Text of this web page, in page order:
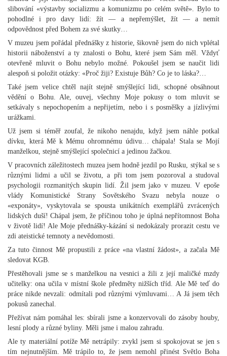
slibování «výstavby socializmu a komunizmu po celém světě». Bylo to
pohodlné i pro davy lidí: žít — a nepřemýšlet, žít — a nemít
odpovědnost před Bohem za své skutky…
V muzeu jsem pořádal přednášky z historie, šikovně jsem do nich vplétal
historii náboženství a ty znalosti o Bohu, které jsem Sám měl. Vždyť
otevřeně mluvit o Bohu nebylo možné. Pokoušel jsem se naučit lidi
alespoň si položit otázky: «Proč žiji? Existuje Bůh? Co je to láska?…
Také jsem velice chtěl najít stejně smýšlející lidi, schopné obsáhnout
vědění o Bohu. Ale, ouvej, všechny Moje pokusy o tom mluvit se
setkávaly s nepochopením a nepřijetím, nebo i s posměšky a jízlivými
urážkami.
Už jsem si téměř zoufal, že nikoho nenajdu, když jsem náhle potkal
dívku, která Mě k Mému ohromnému údivu… chápala! Stala se Mojí
manželkou, stejně smýšlející společnicí a jedinou žačkou.
V pracovních záležitostech muzea jsem hodně jezdil po Rusku, stýkal se s
různými lidmi a učil se životu, a při tom jsem pozoroval a studoval
psychologii rozmanitých skupin lidí. Žil jsem jako v muzeu. V epoše
vlády Komunistické Strany Sovětského Svazu nebyla nouze o
«exponáty», vyskytovala se spousta unikátních exemplářů zvrácených
lidských duší! Chápal jsem, že příčinou toho je úplná nepřítomnost Boha
v životě lidí! Ale Moje přednášky-kázání si nedokázaly prorazit cestu ve
zdi ateistické temnoty a nevědomosti.
Za tuto činnost Mě propustili z práce «na vlastní žádost», a začala Mě
sledovat KGB.
Přestěhovali jsme se s manželkou na vesnici a žili z její maličké mzdy
učitelky: ona učila v místní škole předměty nižších tříd. Ale Mě teď do
práce nikde nevzali: odmítali pod různými výmluvami… A Já jsem těch
pokusů zanechal.
Přežívat nám pomáhal les: sbírali jsme a konzervovali do zásoby houby,
lesní plody a různé byliny. Měli jsme i malou zahradu.
Ale ty materiální potíže Mě netrápily: zvykl jsem si spokojovat se jen s
tím nejnutnějším. Mě trápilo to, že jsem nemohl přinést Světlo Boha